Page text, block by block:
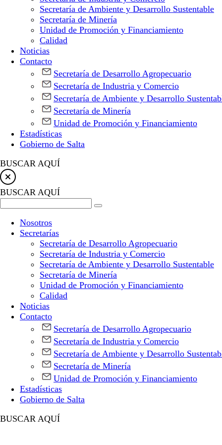
Secretaría de Ambiente y Desarrollo Sustentable
Secretaría de Minería
Unidad de Promoción y Financiamiento
Calidad
Noticias
Contacto
Secretaría de Desarrollo Agropecuario
Secretaría de Industria y Comercio
Secretaría de Ambiente y Desarrollo
Secretaría de Minería
Unidad de Promoción y Financiamiento
Estadísticas
Gobierno de Salta
BUSCAR AQUÍ
BUSCAR AQUÍ
Nosotros
Secretarías
Secretaría de Desarrollo Agropecuario
Secretaría de Industria y Comercio
Secretaría de Ambiente y Desarrollo Sustentable
Secretaría de Minería
Unidad de Promoción y Financiamiento
Calidad
Noticias
Contacto
Secretaría de Desarrollo Agropecuario
Secretaría de Industria y Comercio
Secretaría de Ambiente y Desarrollo
Secretaría de Minería
Unidad de Promoción y Financiamiento
Estadísticas
Gobierno de Salta
BUSCAR AQUÍ